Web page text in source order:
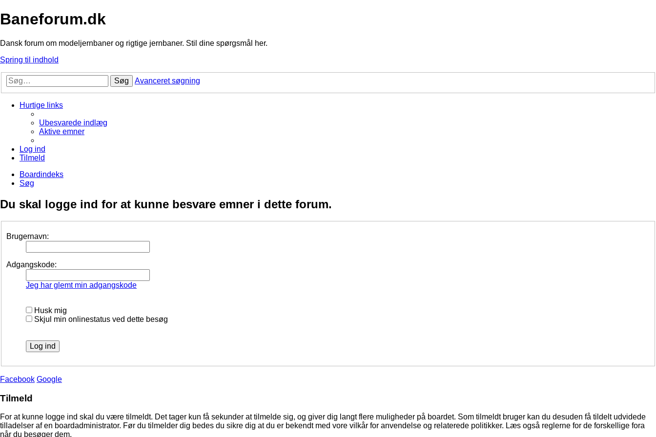
Baneforum.dk
Dansk forum om modeljernbaner og rigtige jernbaner. Stil dine spørgsmål her.
Spring til indhold
Søg Avanceret søgning
Hurtige links
Ubesvarede indlæg
Aktive emner
Log ind
Tilmeld
Boardindeks
Søg
Du skal logge ind for at kunne besvare emner i dette forum.
Brugernavn:
Adgangskode:
Jeg har glemt min adgangskode
Husk mig
Skjul min onlinestatus ved dette besøg
Facebook Google
Tilmeld
For at kunne logge ind skal du være tilmeldt. Det tager kun få sekunder at tilmelde sig, og giver dig langt flere muligheder på boardet. Som tilmeldt bruger kan du desuden få tildelt udvidede
tilladelser af en boardadministrator. Før du tilmelder dig bedes du sikre dig at du er bekendt med vore vilkår for anvendelse og relaterede politikker. Læs også reglerne for de forskellige fora
når du besøger dem.